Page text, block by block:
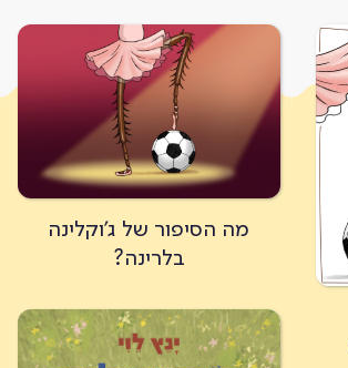
מה הסיפור של ג'וקלינה
בלרינה?